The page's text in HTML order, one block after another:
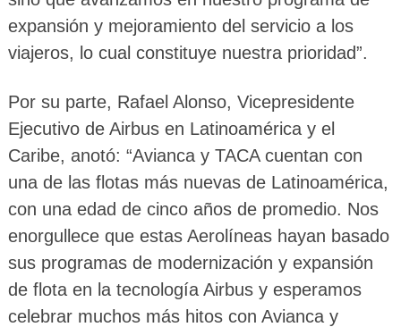
expansión y mejoramiento del servicio a los
viajeros, lo cual constituye nuestra prioridad”.
Por su parte, Rafael Alonso, Vicepresidente
Ejecutivo de Airbus en Latinoamérica y el
Caribe, anotó: “Avianca y TACA cuentan con
una de las flotas más nuevas de Latinoamérica,
con una edad de cinco años de promedio. Nos
enorgullece que estas Aerolíneas hayan basado
sus programas de modernización y expansión
de flota en la tecnología Airbus y esperamos
celebrar muchos más hitos con Avianca y